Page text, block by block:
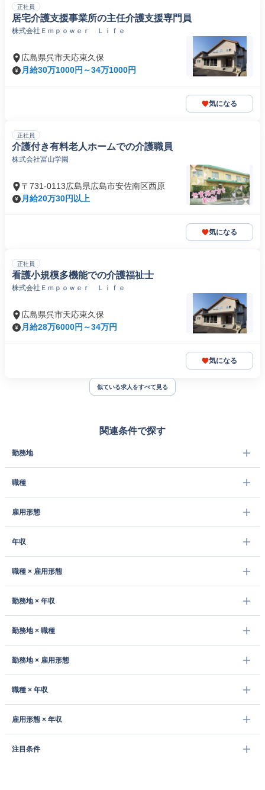
正社員
居宅介護支援事業所の主任介護支援専門員
株式会社Ｅｍｐｏｗｅｒ Ｌｉｆｅ
広島県呉市天応東久保
月給30万1000円～34万1000円
気になる
正社員
介護付き有料老人ホームでの介護職員
株式会社冨山学園
〒731-0113広島県広島市安佐南区西原
月給20万30円以上
気になる
正社員
看護小規模多機能での介護福祉士
株式会社Ｅｍｐｏｗｅｒ Ｌｉｆｅ
広島県呉市天応東久保
月給28万6000円～34万円
気になる
似ている求人をすべて見る
関連条件で探す
勤務地
職種
雇用形態
年収
職種 × 雇用形態
勤務地 × 年収
勤務地 × 職種
勤務地 × 雇用形態
職種 × 年収
雇用形態 × 年収
注目条件